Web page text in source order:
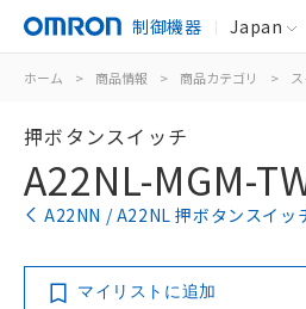
制御機器 Japan
ホーム > 商品情報 > 商品カテゴリ >
押ボタンスイッチ
A22NL-MGM-
A22NN / A22NL 押ボタンスイッ
マイリストに追加